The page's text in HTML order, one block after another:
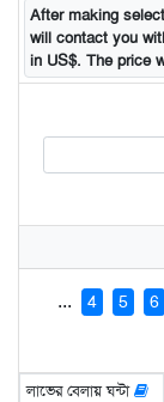
After making
will contact you
in US$. The price
... 4 5 6
লাভের বেলায় ঘন্টা